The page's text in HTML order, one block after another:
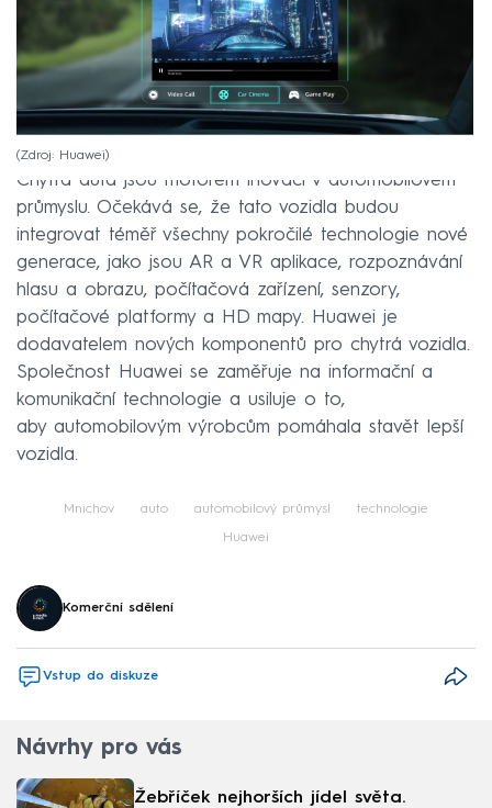
Zdroj: Huawei
Chytrá auta jsou motorem inovací v automobilovém
průmyslu. Očekává se, že tato vozidla budou
integrovat téměř všechny pokročilé technologie nové
generace, jako jsou AR a VR aplikace, rozpoznávání
hlasu a obrazu, počítačová zařízení, senzory,
počítačové platformy a HD mapy. Huawei je
dodavatelem nových komponentů pro chytrá vozidla.
Společnost Huawei se zaměřuje na informační a
komunikační technologie a usiluje o to,
aby automobilovým výrobcům pomáhala stavět lepší
vozidla.
Mnichov auto automobilový průmysl technologie
Huawei
Komerční sdělení
Vstup do diskuze
Návrhy pro vás
Žebříček nejhorších jídel světa.